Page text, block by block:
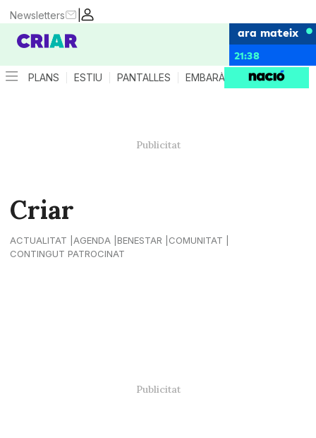
|
Newsletters
ara mateix
21:38
PLANS ESTIU PANTALLES EMBARÀS CRIANÇA
Criar
ACTUALITAT AGENDA BENESTAR
COMUNITAT
CONTINGUT PATROCINAT